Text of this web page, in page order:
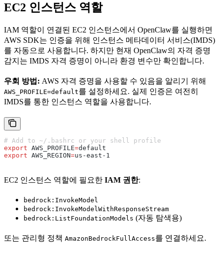
EC2 인스턴스 역할
IAM 역할이 연결된 EC2 인스턴스에서 OpenClaw를 실행하면
AWS SDK는 인증을 위해 인스턴스 메타데이터 서비스(IMDS)
를 자동으로 사용합니다. 하지만 현재 OpenClaw의 자격 증명
감지는 IMDS 자격 증명이 아니라 환경 변수만 확인합니다.
우회 방법: AWS 자격 증명을 사용할 수 있음을 알리기 위해
AWS_PROFILE=default를 설정하세요. 실제 인증은 여전히
IMDS를 통한 인스턴스 역할을 사용합니다.
# Add to ~/.bashrc or your shell profile
export AWS_PROFILE=default
export AWS_REGION=us-east-1
EC2 인스턴스 역할에 필요한 IAM 권한:
bedrock:InvokeModel
bedrock:InvokeModelWithResponseStream
bedrock:ListFoundationModels (자동 탐색용)
또는 관리형 정책 AmazonBedrockFullAccess를 연결하세요.